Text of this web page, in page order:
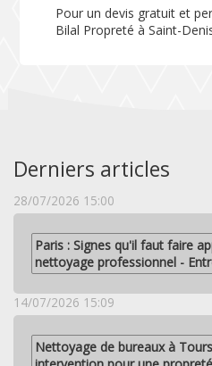
Pour un devis gratuit et
Bilal Propreté à Saint-
Derniers articles
28/07/2026 15:00
Paris : Signes qu'il faut faire
nettoyage professionnel -
14/07/2026 15:09
Nettoyage de bureaux à